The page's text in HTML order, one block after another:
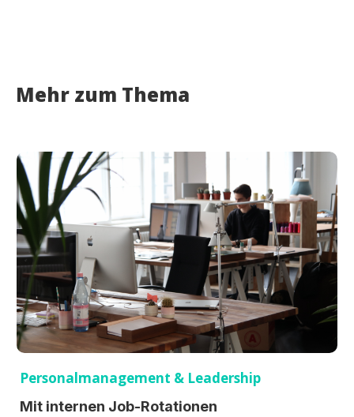
Mehr zum Thema
Personalmanagement & Leadership
Mit internen Job-Rotationen